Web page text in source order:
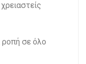
ροπή σε όλο